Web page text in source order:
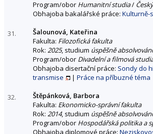
Program/obor Humanitní studia/
Obhajoba bakalářské práce: Kulturně-
31.
Šalounová, Kateřina
Fakulta: Filozofická fakulta
Rok: 2025, studium úspěšně
Program/obor Divadelní a filmová
Obhajoba disertační práce: Sondy do
transmise
| Práce na příbuzné téma
32.
Štěpánková, Barbora
Fakulta: Ekonomicko-správní fakulta
Rok: 2014, studium úspěšně
Program/obor Hospodářská politika a
Obhajoba diplomové práce: